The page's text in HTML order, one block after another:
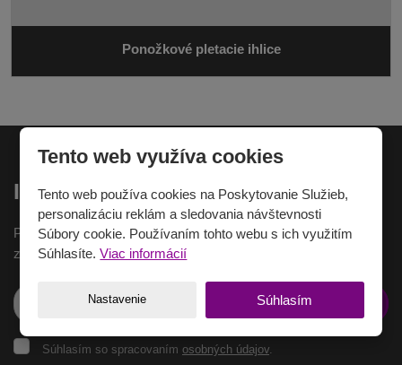
Ponožkové pletacie ihlice
Inšpirácia na email
Pokiaľ chcete dostávať najnovšie inšpirácie na Váš e-mail,
zaregistrujte sa tu.
SúhlasímSúhlasím so spracovaním osobných údajov.
Prihlásiť sa k
Tento web využíva cookies
Tento web používa cookies na Poskytovanie Služieb,
personalizáciu reklám a sledovania návštevnosti
Súbory cookie. Používaním tohto webu s ich využitím
Súhlasíte.Viac informácií
Nastavenie Súhlasím